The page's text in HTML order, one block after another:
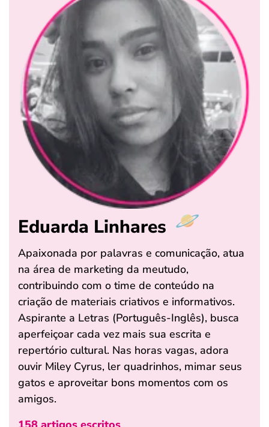
Eduarda Linhares
Apaixonada por palavras e comunicação, atua
na área de marketing da meutudo,
contribuindo com o time de conteúdo na
criação de materiais criativos e informativos.
Aspirante a Letras (Português-Inglês), busca
aperfeiçoar cada vez mais sua escrita e
repertório cultural. Nas horas vagas, adora
ouvir Miley Cyrus, ler quadrinhos, mimar seus
gatos e aproveitar bons momentos com os
amigos.